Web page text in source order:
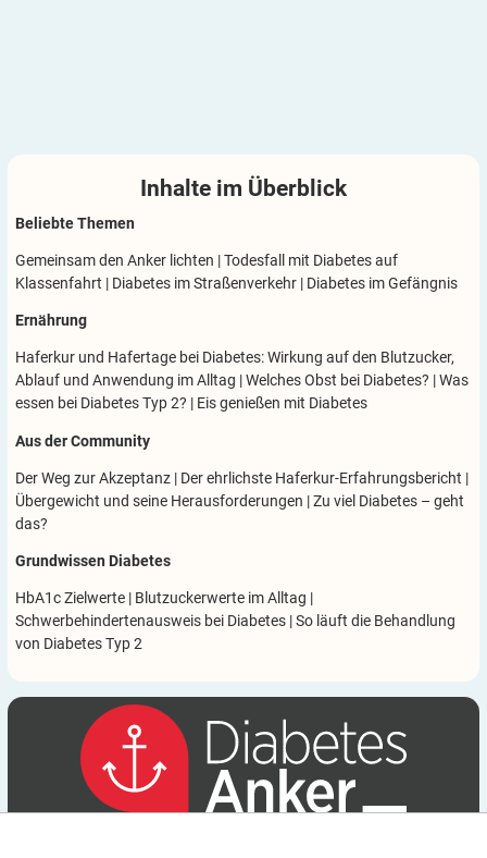
Inhalte im Überblick
Beliebte Themen
Gemeinsam den Anker lichten |Todesfall mit Diabetes auf
Klassenfahrt | Diabetes im Straßenverkehr | Diabetes im Gefängnis
Ernährung
Haferkur und Hafertage bei Diabetes: Wirkung auf den Blutzucker,
Ablauf und Anwendung im Alltag |Welches Obst bei Diabetes? |Was
essen bei Diabetes Typ 2? | Eis genießen mit Diabetes
Aus der Community
Der Weg zur Akzeptanz | Der ehrlichste Haferkur-Erfahrungsbericht |
Übergewicht und seine Herausforderungen |Zu viel Diabetes – geht
das?
Grundwissen Diabetes
HbA1c Zielwerte | Blutzuckerwerte im Alltag |
Schwerbehindertenausweis bei Diabetes |So läuft die Behandlung
von Diabetes Typ 2